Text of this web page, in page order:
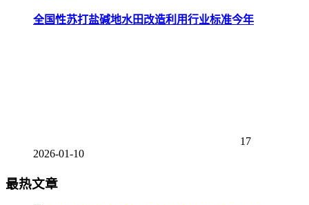
全国性苏打盐碱地水田改造利用行业标准今年
17
2026-01-10
最热文章